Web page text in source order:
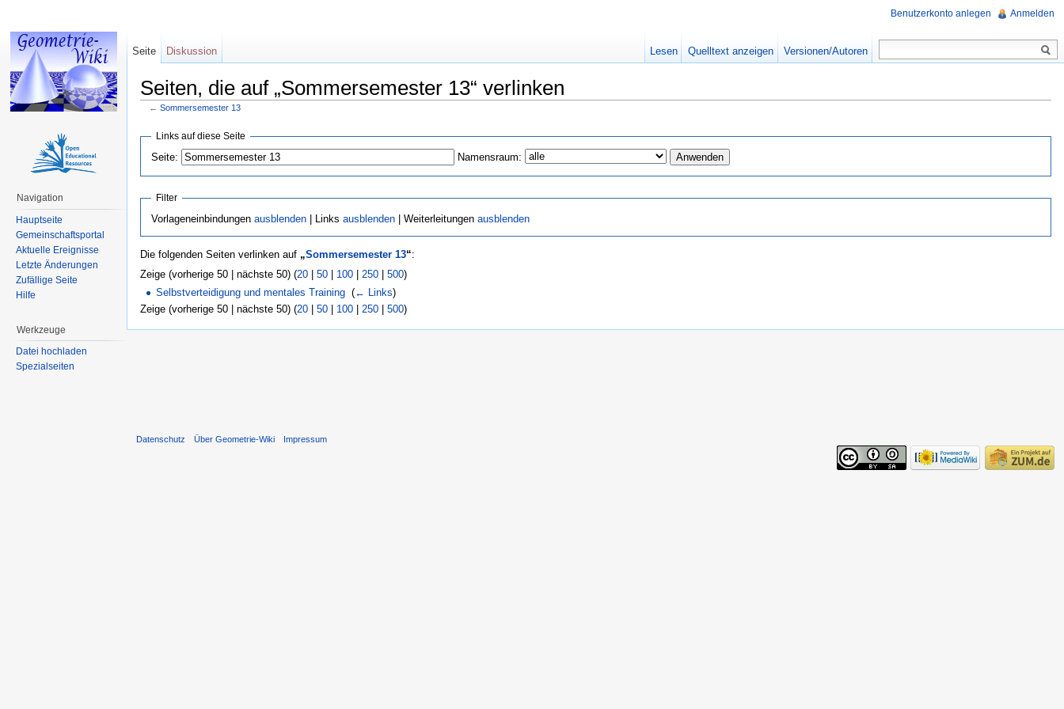
Seiten, die auf „Sommersemester 13“ verlinken
← Sommersemester 13
Links auf diese Seite
Seite: Namensraum:
Filter
Vorlageneinbindungen ausblenden| Links ausblenden| Weiterleitungen ausblenden
Die folgenden Seiten verlinken auf „Sommersemester 13“:
Zeige (vorherige 50 | nächste 50) (20 50 100 250 500)
Selbstverteidigung und mentales Training ‎(← Links)
Zeige (vorherige 50 | nächste 50) (20 | 50 | 100 | 250 | 500)
Benutzerkonto anlegen Anmelden
Seite Diskussion Lesen Quelltext anzeigen Versionen/Autoren
Navigation
Hauptseite
Gemeinschaftsportal
Aktuelle Ereignisse
Letzte Änderungen
Zufällige Seite
Hilfe
Werkzeuge
Datei hochladen
Spezialseiten
Datenschutz Über Geometrie-Wiki Impressum